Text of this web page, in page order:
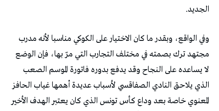
الجديد.
وفي الواقع، وبقدر ما كان الاختيار على الكوكي مناسبا لأنه مدرب
مجتهد ترك بصمته في مختلف التجارب التي مرّ بها، فإن الوضع
لا يساعده على النجاح وقد يدفع بدوره فاتورة الموسم الصعب
الذي يلاحق النادي الصفاقسي لأسباب عديدة أهمها غياب الحافز
المعنوي خاصة بعد وداع كأس تونس الذي كان يعتبر الهدف الأخير